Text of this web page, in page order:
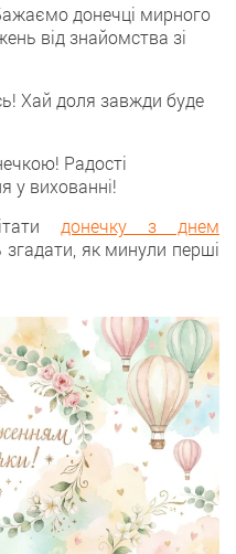
донечці мирного
від знайомства зі
Хай доля завжди буде
Радості
у вихованні!
донечку з днем
згадати, як минули перші